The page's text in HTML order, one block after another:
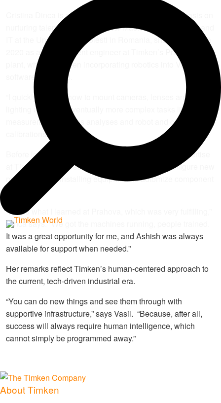
Cristina Dinca is a prime example of Timken’s emphasis on
nurturing talent. After earning her Master’s in computers and
IT at the University of Ploiesti in Romania, she was hired in
2020 as a development engineer at Timken’s Prahova
plant, which was then incorporating robotics into Vasil’s
software programs.
“I quickly learned how to mount cameras, lenses and
lighting units and eventually more complex tasks like
measurement systems analyses and robot and camera
calibrations,” says Dinca.
Before long, she was asked to share her growing expertise
at Timken’s San Jose Iturbide facility, helping configure new
machinery and installing equipment to automize component
“I used what I learned at Prahova, which was very fulfilling,”
Dinca says. “We got the machines running, people trained.
It was a great opportunity for me, and Ashish was always
available for support when needed.”
Her remarks reflect Timken’s human-centered approach to
the current, tech-driven industrial era.
“You can do new things and see them through with
supportive infrastructure,” says Vasil. “Because, after all,
success will always require human intelligence, which
cannot simply be programmed away.”
About Timken